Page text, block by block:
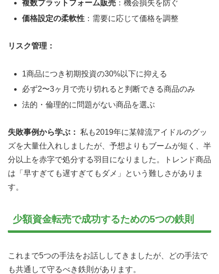
複数プラットフォーム販売 ：機会損失を防ぐ
価格設定の柔軟性 ：需要に応じて価格を調整
リスク管理：
1商品につき初期投資の30%以下に抑える
必ず2〜3ヶ月で売り切れると判断できる商品のみ
法的・倫理的に問題がない商品を選ぶ
失敗事例から学ぶ： 私も2019年に某韓流アイドルのグッ
ズを大量仕入れしましたが、予想よりもブームが短く、半
分以上を赤字で処分する羽目になりました。トレンド商品
は「早すぎても遅すぎてもダメ」という難しさがありま
す。
少額資金転売で成功するための5つの鉄則
これまで5つの手法をお話ししてきましたが、どの手法で
も共通して守るべき鉄則があります。